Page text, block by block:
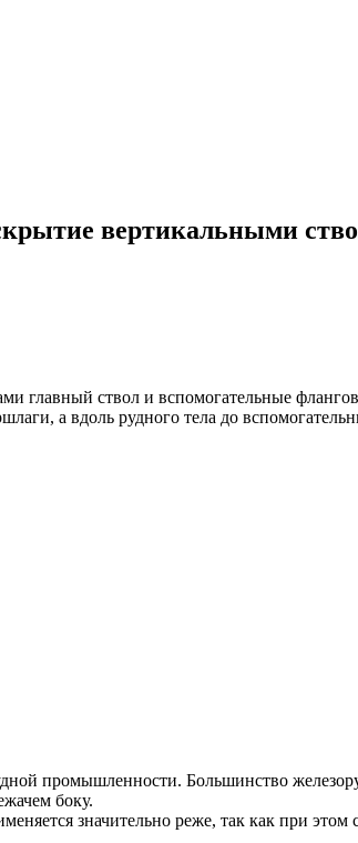
вертикальными
главный ствол и вспомогательные
а вдоль рудного тела до
промышленности. Большинство
боку.
значительно реже, так как при